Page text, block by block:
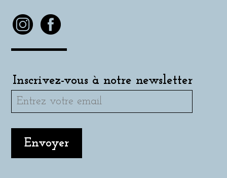
Inscrivez-vous à notre newsletter